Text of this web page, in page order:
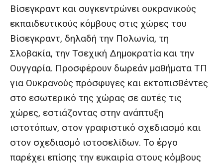
Βίσεγκραντ και συγκεντρώνει ουκρανικούς
εκπαιδευτικούς κόμβους στις χώρες του
Βίσεγκραντ, δηλαδή την Πολωνία, τη
Σλοβακία, την Τσεχική Δημοκρατία και την
Ουγγαρία. Προσφέρουν δωρεάν μαθήματα ΤΠ
για Ουκρανούς πρόσφυγες και εκτοπισθέντες
στο εσωτερικό της χώρας σε αυτές τις
χώρες, εστιάζοντας στην ανάπτυξη
ιστοτόπων, στον γραφιστικό σχεδιασμό και
στον σχεδιασμό ιστοσελίδων. Το έργο
παρέχει επίσης την ευκαιρία στους κόμβους